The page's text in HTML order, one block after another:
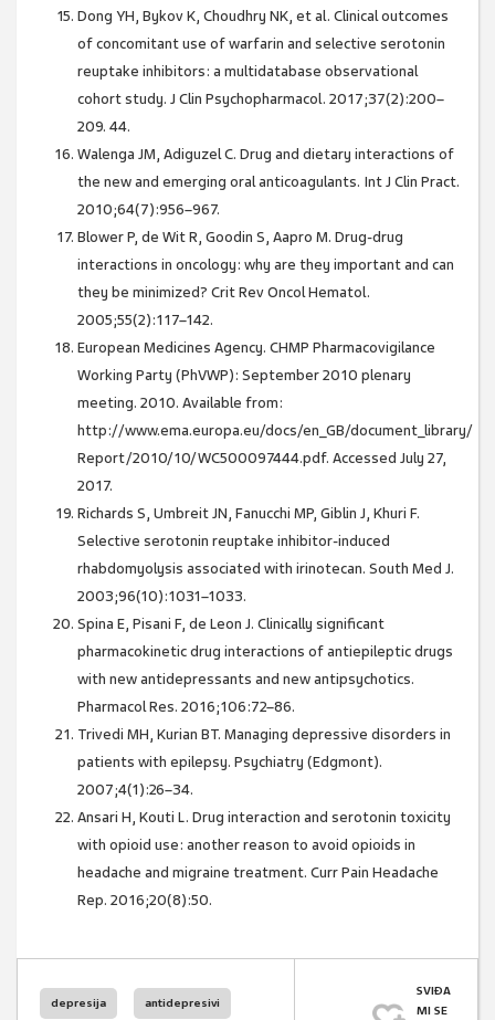
Dong YH, Bykov K, Choudhry NK, et al. Clinical outcomes
of concomitant use of warfarin and selective serotonin
reuptake inhibitors: a multidatabase observational
cohort study. J Clin Psychopharmacol. 2017;37(2):200–
209. 44.
Walenga JM, Adiguzel C. Drug and dietary interactions of
the new and emerging oral anticoagulants. Int J Clin Pract.
2010;64(7):956–967.
Blower P, de Wit R, Goodin S, Aapro M. Drug-drug
interactions in oncology: why are they important and can
they be minimized? Crit Rev Oncol Hematol.
2005;55(2):117–142.
European Medicines Agency. CHMP Pharmacovigilance
Working Party (PhVWP): September 2010 plenary
meeting. 2010. Available from:
http://www.ema.europa.eu/docs/en_GB/document_library/
Report/2010/10/WC500097444.pdf. Accessed July 27,
2017.
Richards S, Umbreit JN, Fanucchi MP, Giblin J, Khuri F.
Selective serotonin reuptake inhibitor-induced
rhabdomyolysis associated with irinotecan. South Med J.
2003;96(10):1031–1033.
Spina E, Pisani F, de Leon J. Clinically significant
pharmacokinetic drug interactions of antiepileptic drugs
with new antidepressants and new antipsychotics.
Pharmacol Res. 2016;106:72–86.
Trivedi MH, Kurian BT. Managing depressive disorders in
patients with epilepsy. Psychiatry (Edgmont).
2007;4(1):26–34.
Ansari H, Kouti L. Drug interaction and serotonin toxicity
with opioid use: another reason to avoid opioids in
headache and migraine treatment. Curr Pain Headache
Rep. 2016;20(8):50.
depresija antidepresivi
SVIĐA
MI SE